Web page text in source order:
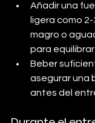
Añadir una
ligera como
magro o
para
Beber
asegurar una
antes del